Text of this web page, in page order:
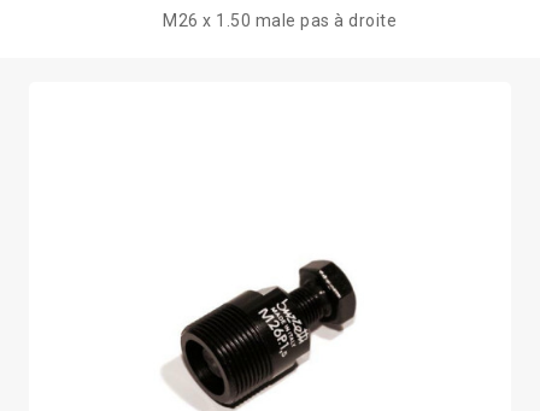
M26 x 1.50 male pas à droite